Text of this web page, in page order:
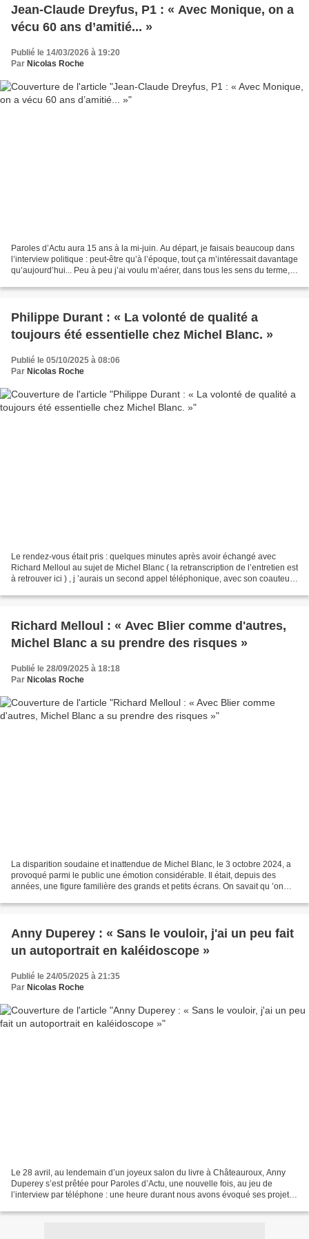
Jean-Claude Dreyfus, P1 : « Avec Monique, on a
vécu 60 ans d’amitié... »
Publié le 14/03/2026 à 19:20
Par Nicolas Roche
Paroles d’Actu aura 15 ans à la mi-juin. Au départ, je faisais beaucoup dans
l’interview politique : peut-être qu’à l’époque, tout ça m’intéressait davantage
qu’aujourd’hui... Peu à peu j’ai voulu m’aérer, dans tous les sens du terme,
Philippe Durant : « La volonté de qualité a
toujours été essentielle chez Michel Blanc. »
Publié le 05/10/2025 à 08:06
Par Nicolas Roche
Le rendez-vous était pris : quelques minutes après avoir échangé avec
Richard Melloul au sujet de Michel Blanc ( la retranscription de l’entretien est
à retrouver ici ) , j ’aurais un second appel téléphonique, avec son coauteur,
Richard Melloul : « Avec Blier comme d'autres,
Michel Blanc a su prendre des risques »
Publié le 28/09/2025 à 18:18
Par Nicolas Roche
La disparition soudaine et inattendue de Michel Blanc, le 3 octobre 2024, a
provoqué parmi le public une émotion considérable. Il était, depuis des
années, une figure familière des grands et petits écrans. On savait qu ’on
Anny Duperey : « Sans le vouloir, j'ai un peu fait
un autoportrait en kaléidoscope »
Publié le 24/05/2025 à 21:35
Par Nicolas Roche
Le 28 avril, au lendemain d’un joyeux salon du livre à Châteauroux, Anny
Duperey s’est prêtée pour Paroles d’Actu, une nouvelle fois, au jeu de
l’interview par téléphone : une heure durant nous avons évoqué ses projets,